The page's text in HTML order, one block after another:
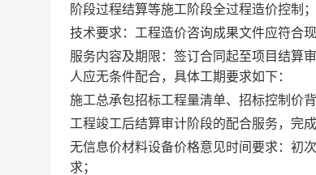
阶段过程结算等施工阶段全过程造价控制
技术要求： 工程造价咨询成果文件应符合
服务内容及期限： 签订合同起至项目结算
人应无条件配合，具体工期要求如下：
施工总承包招标工程量清单、招标控制价
工程竣工后结算审计阶段的配合服务，完
无信息价材料设备价格意见时间要求：初
求；